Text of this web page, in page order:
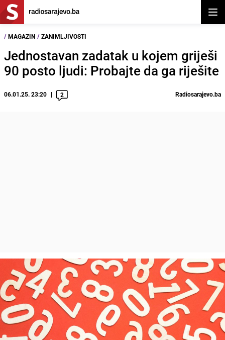
/ MAGAZIN / ZANIMLJIVOSTI
Jednostavan zadatak u kojem griješi
90 posto ljudi: Probajte da ga riješite
06.01.25. 23:20 2 Radiosarajevo.ba